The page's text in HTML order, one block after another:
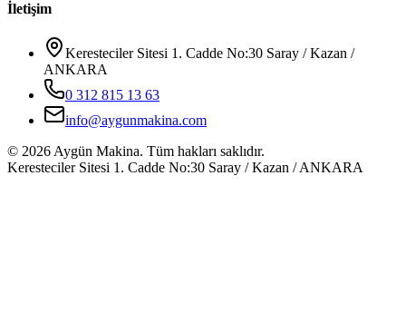
İletişim
Keresteciler Sitesi 1. Cadde No:30 Saray / Kazan /
ANKARA
0 312 815 13 63
info@aygunmakina.com
© 2026Aygün Makina. Tüm hakları saklıdır.
Keresteciler Sitesi 1. Cadde No:30 Saray / Kazan / ANKARA